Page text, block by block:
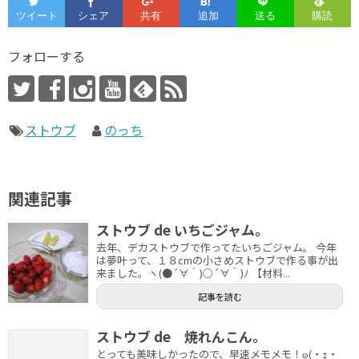
フォローする
ストウブ のっち
関連記事
ストウブ de いちごジャム。
去年、デカストウブで作ってたいちごジャム。 今年
は夢叶って、１８cmの小さめストウブで作る事が出
来ました。ヽ(●´∀｀)○´∀｀)ﾉ 【材料...
記事を読む
ストウブ de 焼れんこん。
とっても美味しかったので、早速メモメモ！φ(・ｪ・